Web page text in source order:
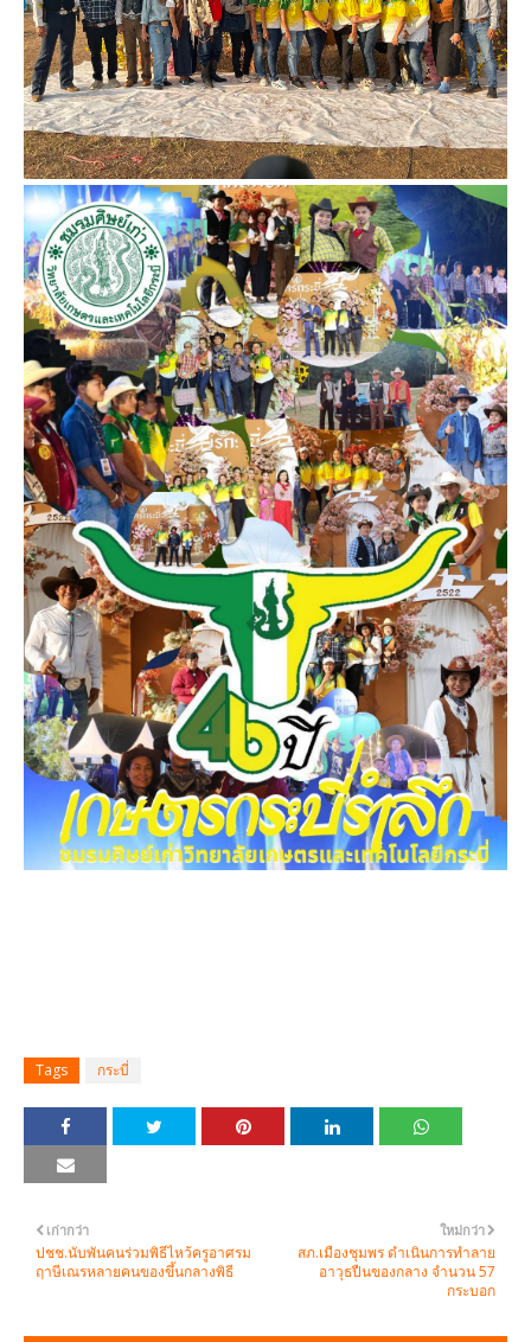
Tags กระบี่
ใหม่กว่า
สภ.เมืองชุมพร ดำเนินการทำลาย
อาวุธปืนของกลาง จำนวน 57
กระบอก
เก่ากว่า
ปชช.นับพันคนร่วมพิธีไหว้ครูอาศรม
ฤาษีเณรหลายคนของขึ้นกลางพิธี